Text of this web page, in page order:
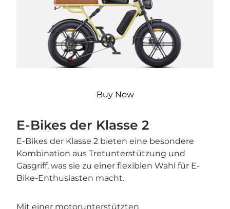
Buy Now
E-Bikes der Klasse 2
E-Bikes der Klasse 2 bieten eine besondere
Kombination aus Tretunterstützung und
Gasgriff, was sie zu einer flexiblen Wahl für E-
Bike-Enthusiasten macht.
Mit einer motorunterstützten